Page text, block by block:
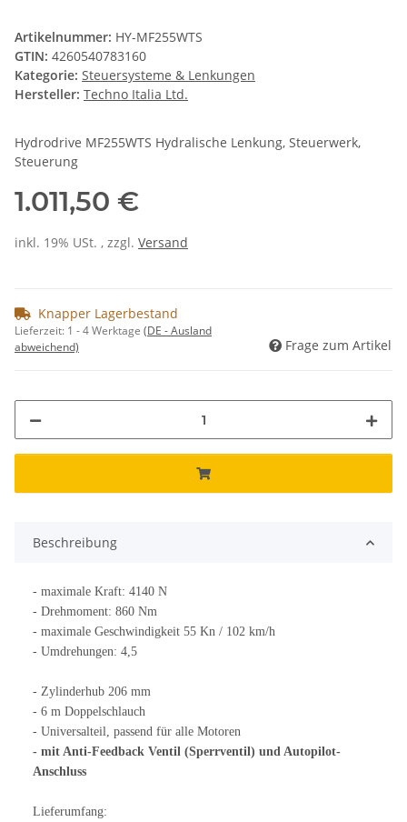
Artikelnummer: HY-MF255WTS
GTIN: 4260540783160
Kategorie: Steuersysteme & Lenkungen
Hersteller: Techno Italia Ltd.
Hydrodrive MF255WTS Hydralische Lenkung, Steuerwerk,
Steuerung
1.011,50 €
inkl. 19% USt. , zzgl. Versand
Knapper Lagerbestand
Lieferzeit: 1 - 4 Werktage (DE - Ausland
abweichend)
Frage zum Artikel
Beschreibung
- maximale Kraft: 4140 N
- Drehmoment: 860 Nm
- maximale Geschwindigkeit 55 Kn / 102 km/h
- Umdrehungen: 4,5
- Zylinderhub 206 mm
- 6 m Doppelschlauch
- Universalteil, passend für alle Motoren
- mit Anti-Feedback Ventil (Sperrventil) und Autopilot-
Anschluss
Lieferumfang: